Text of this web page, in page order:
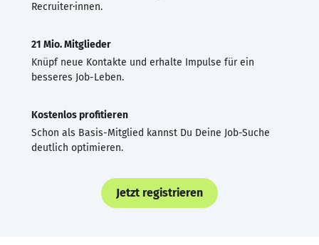
Recruiter·innen.
21 Mio. Mitglieder
Knüpf neue Kontakte und erhalte Impulse für ein
besseres Job-Leben.
Kostenlos profitieren
Schon als Basis-Mitglied kannst Du Deine Job-Suche
deutlich optimieren.
Jetzt registrieren